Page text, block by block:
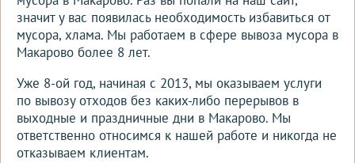
значит у вас появилась необходимость избавиться от
мусора, хлама. Мы работаем в сфере вывоза мусора в
Макарово более 8 лет.
Уже 8-ой год, начиная с 2013, мы оказываем услуги
по вывозу отходов без каких-либо перерывов в
выходные и праздничные дни в Макарово. Мы
ответственно относимся к нашей работе и никогда не
отказываем клиентам.